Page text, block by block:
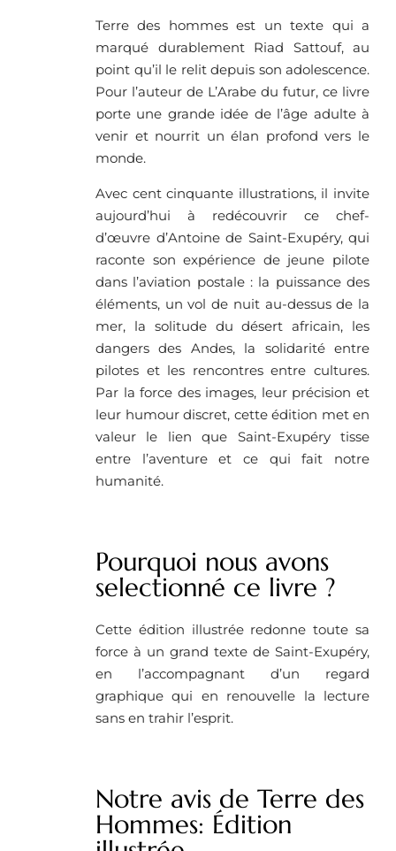
Terre des hommes est un texte qui a
marqué durablement Riad Sattouf, au
point qu’il le relit depuis son adolescence.
Pour l’auteur de L’Arabe du futur, ce livre
porte une grande idée de l’âge adulte à
venir et nourrit un élan profond vers le
monde.
Avec cent cinquante illustrations, il invite
aujourd’hui à redécouvrir ce chef-
d’œuvre d’Antoine de Saint-Exupéry, qui
raconte son expérience de jeune pilote
dans l’aviation postale : la puissance des
éléments, un vol de nuit au-dessus de la
mer, la solitude du désert africain, les
dangers des Andes, la solidarité entre
pilotes et les rencontres entre cultures.
Par la force des images, leur précision et
leur humour discret, cette édition met en
valeur le lien que Saint-Exupéry tisse
entre l’aventure et ce qui fait notre
humanité.
Pourquoi nous avons
selectionné ce livre ?
Cette édition illustrée redonne toute sa
force à un grand texte de Saint-Exupéry,
en l’accompagnant d’un regard
graphique qui en renouvelle la lecture
sans en trahir l’esprit.
Notre avis de Terre des
Hommes: Édition